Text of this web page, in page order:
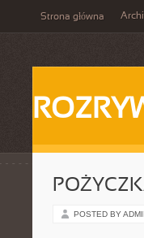
Strona główna
POSTED BY